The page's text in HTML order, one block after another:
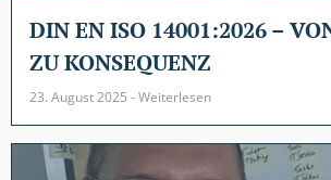
DIN EN ISO 14001:2026 –
ZU KONSEQUENZ
23. August 2025 - Weiterlesen